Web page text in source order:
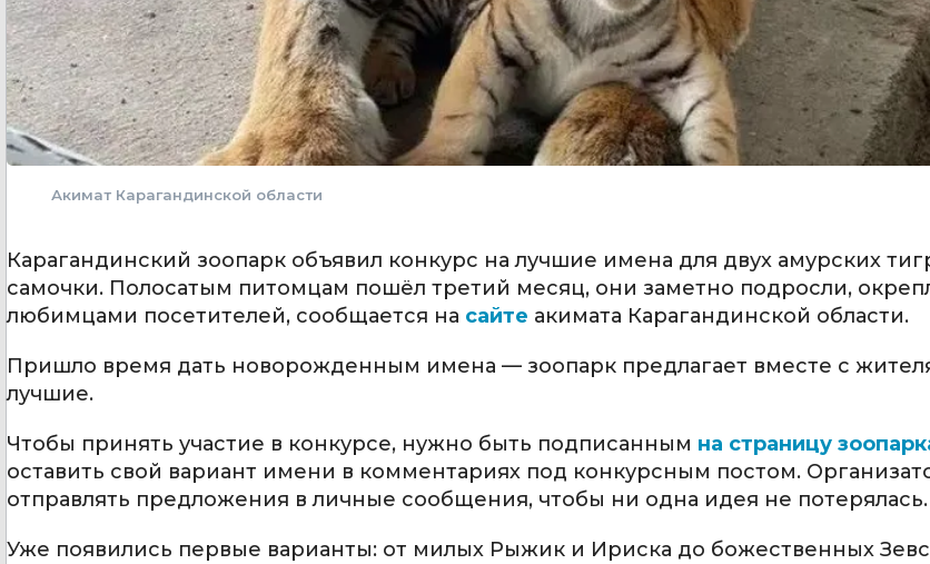
Акимат Карагандинской области
Карагандинский зоопарк объявил конкурс на лучшие имена для двух амурских
самочки. Полосатым питомцам пошёл третий месяц, они заметно подросли,
любимцами посетителей, сообщается на сайте акимата Карагандинской области.
Пришло время дать новорожденным имена — зоопарк предлагает вместе с
лучшие.
Чтобы принять участие в конкурсе, нужно быть подписанным на страницу
оставить свой вариант имени в комментариях под конкурсным постом.
отправлять предложения в личные сообщения, чтобы ни одна идея не потерялась.
Уже появились первые варианты: от милых Рыжик и Ириска до божественных Зевс